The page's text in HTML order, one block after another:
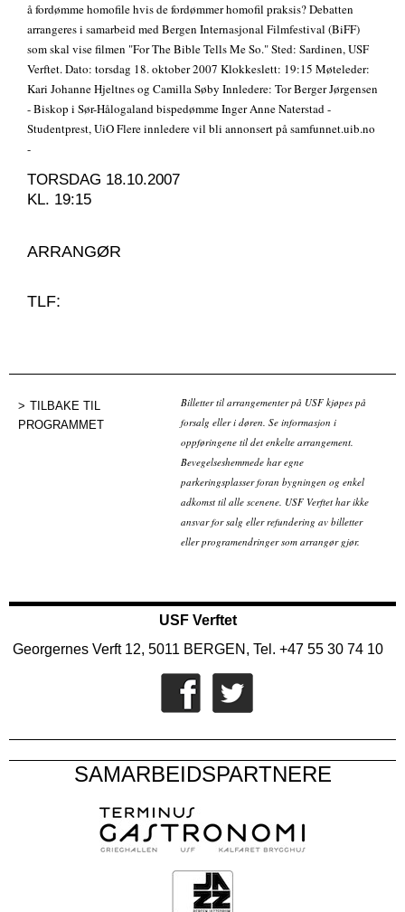
å fordømme homofile hvis de fordømmer homofil praksis? Debatten
arrangeres i samarbeid med Bergen Internasjonal Filmfestival (BiFF)
som skal vise filmen "For The Bible Tells Me So." Sted: Sardinen, USF
Verftet. Dato: torsdag 18. oktober 2007 Klokkeslett: 19:15 Møteleder:
Kari Johanne Hjeltnes og Camilla Søby Innledere: Tor Berger Jørgensen
- Biskop i Sør-Hålogaland bispedømme Inger Anne Naterstad -
Studentprest, UiO Flere innledere vil bli annonsert på samfunnet.uib.no
-
TORSDAG 18.10.2007
KL. 19:15
ARRANGØR
TLF:
TILBAKE TIL
PROGRAMMET
Billetter til arrangementer på USF kjøpes på
forsalg eller i døren. Se informasjon i
oppføringene til det enkelte arrangement.
Bevegelseshemmede har egne
parkeringsplasser foran bygningen og enkel
adkomst til alle scenene. USF Verftet har ikke
ansvar for salg eller refundering av billetter
eller programendringer som arrangør gjør.
USF Verftet
Georgernes Verft 12, 5011 BERGEN, Tel. +47 55 30 74 10
SAMARBEIDSPARTNERE